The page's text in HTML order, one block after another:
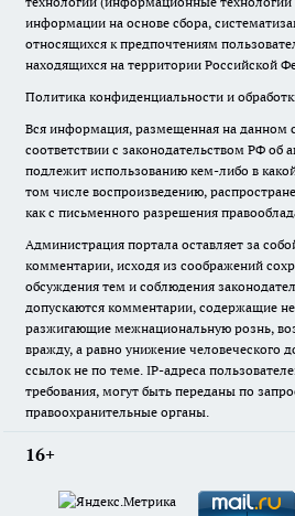
информации на основе сбора,
относящихся к предпочтениям
находящихся на территории Российской
Политика конфиденциальности и
Вся информация, размещенная на данном
соответствии с законодательством РФ об
подлежит использованию кем-либо в
том числе воспроизведению,
как с письменного разрешения
Администрация портала оставляет за
комментарии, исходя из соображений
обсуждения тем и соблюдения
допускаются комментарии, содержащие
разжигающие межнациональную рознь,
вражду, а равно унижение человеческого
ссылок не по теме. IP-адреса
требования, могут быть переданы по
правоохранительные органы.
16+